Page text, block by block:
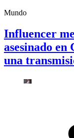
Mundo
Influencer
asesinado
una